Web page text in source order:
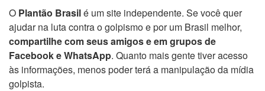
O Plantão Brasilé um site independente. Se você quer
ajudar na luta contra o golpismo e por um Brasil melhor,
compartilhe com seus amigos e em grupos de
Facebook e WhatsApp. Quanto mais gente tiver acesso
às informações, menos poder terá a manipulação da mídia
golpista.